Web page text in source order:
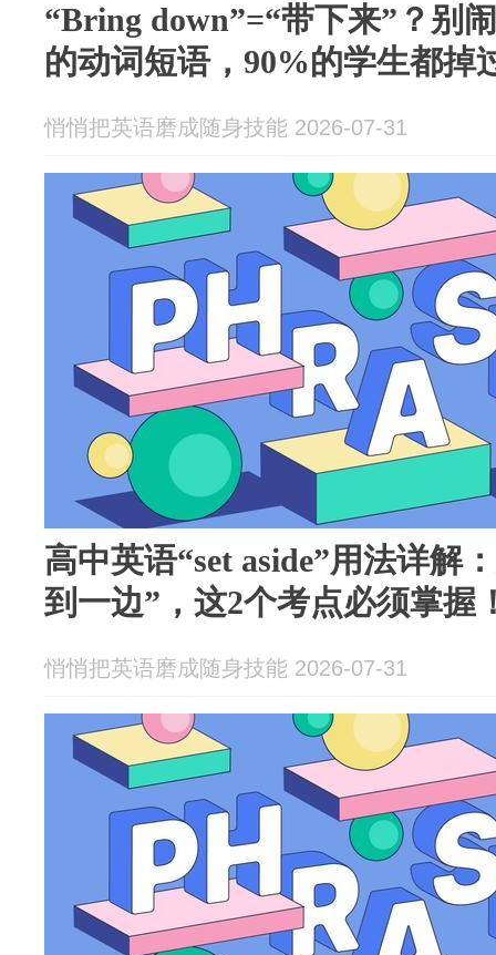
“Bring down”=“带下来”？别
的动词短语，90%的学生都掉
悄悄把英语磨成随身技能 2026-07-31
高中英语“set aside”用法详解
到一边”，这2个考点必须掌握
悄悄把英语磨成随身技能 2026-07-31